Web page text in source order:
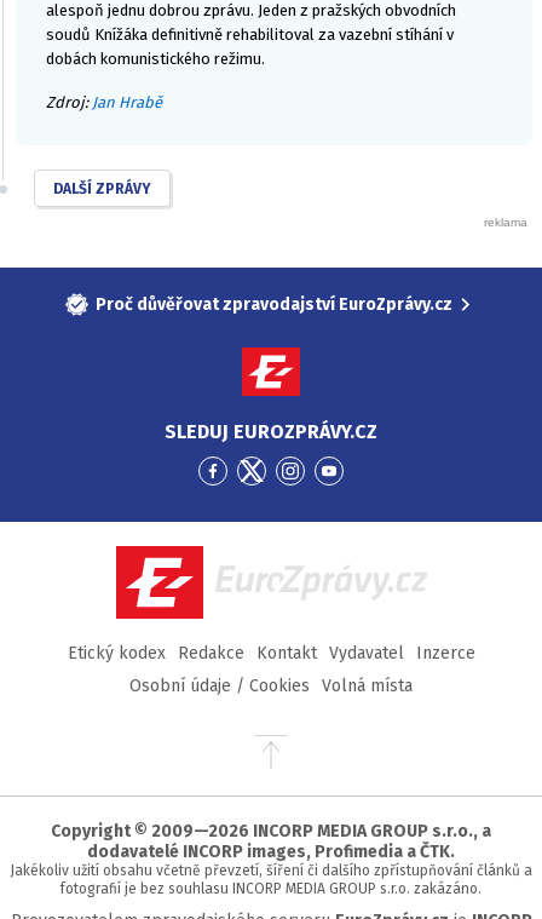
alespoň jednu dobrou zprávu. Jeden z pražských obvodních
soudů Knížáka definitivně rehabilitoval za vazební stíhání v
dobách komunistického režimu.
Zdroj: Jan Hrabě
DALŠÍ ZPRÁVY
Proč důvěřovat zpravodajství EuroZprávy.cz
SLEDUJ EUROZPRÁVY.CZ
Přejít
Facebook
Přejít
Twitter
Přejít
Instagram
Přejít
YouTube
EuroZprávy.cz
Etický kodex Redakce Kontakt Vydavatel
Inzerce
Osobní údaje / Cookies
Volná místa
Přejít
stránky
Copyright © 2009—2026 INCORP MEDIA GROUP s.r.o., a
dodavatelé INCORP images, Profimedia a ČTK.
Jakékoliv užití obsahu včetně převzetí, šíření či dalšího zpřístupňování článků a
fotografií je bez souhlasu INCORP MEDIA GROUP s.r.o. zakázáno.